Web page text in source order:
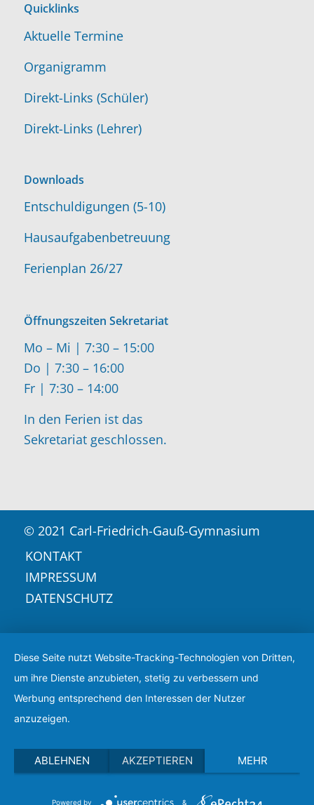
Quicklinks
Aktuelle Termine
Organigramm
Direkt-Links (Schüler)
Direkt-Links (Lehrer)
Downloads
Entschuldigungen (5-10)
Hausaufgabenbetreuung
Ferienplan 26/27
Öffnungszeiten Sekretariat
Mo – Mi | 7:30 – 15:00
Do | 7:30 – 16:00
Fr | 7:30 – 14:00
In den Ferien ist das
Sekretariat geschlossen.
© 2021 Carl-Friedrich-Gauß-Gymnasium
KONTAKT
IMPRESSUM
DATENSCHUTZ
Diese Seite nutzt Website-Tracking-Technologien von Dritten,
um ihre Dienste anzubieten, stetig zu verbessern und
Werbung entsprechend den Interessen der Nutzer
anzuzeigen.
ABLEHNEN AKZEPTIEREN MEHR
Powered by &